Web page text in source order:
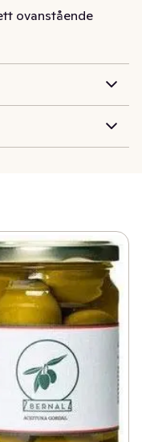
Avrunnen vikt
ovanstående